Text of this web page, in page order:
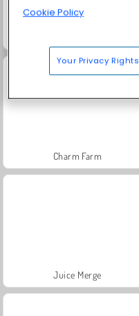
Charm Farm
Juice Merge
Cookie Policy
Your Privacy Rights